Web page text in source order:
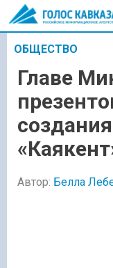
ОБЩЕСТВО
Главе
Автор: Белла